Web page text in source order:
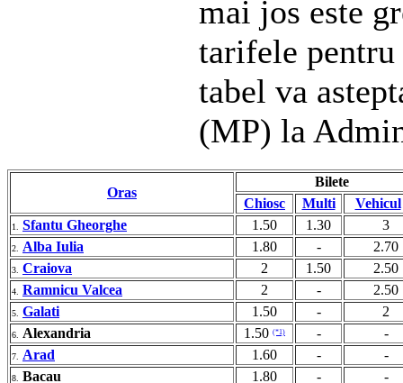
mai jos este
tarifele pentru
tabel va
(MP) la
Oras
Bilete
Chiosc
Multi Vehicul
1. Sfantu Gheorghe 1.50 1.30 3
2. Alba Iulia 1.80 - 2.70
3. Craiova 2 1.50 2.50
4. Ramnicu Valcea 2 - 2.50
5. Galati 1.50 - 2
6. Alexandria 1.50 (*1) - -
7. Arad 1.60 - -
8. Bacau 1.80 - -